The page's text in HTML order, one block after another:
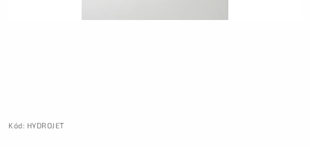
Kód: HYDROJET